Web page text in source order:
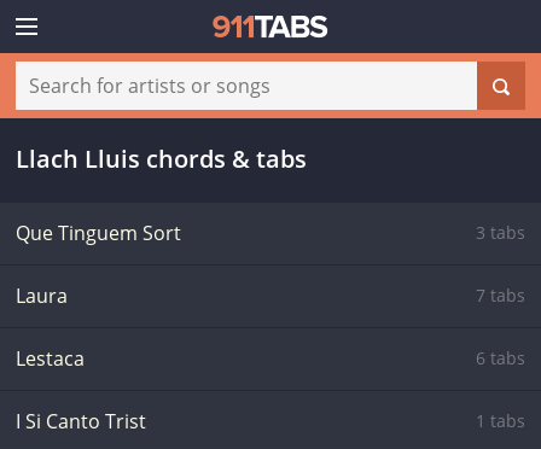
Llach Lluis chords & tabs
Que Tinguem Sort 3 tabs
Laura 7 tabs
Lestaca 6 tabs
I Si Canto Trist 1 tabs